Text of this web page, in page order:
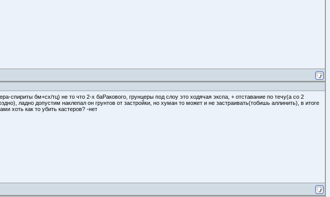
спириты бм+сх/тц) не то что 2-х баРакового, грунцеры под слоу это ходячая экспа, + отставание по течу(а со 2
ладно допустим наклепал он грунтов от застройки, но хуман то может и не застраивать(тобишь аллинить), в итоге
хоть как то убить кастеров? -нет